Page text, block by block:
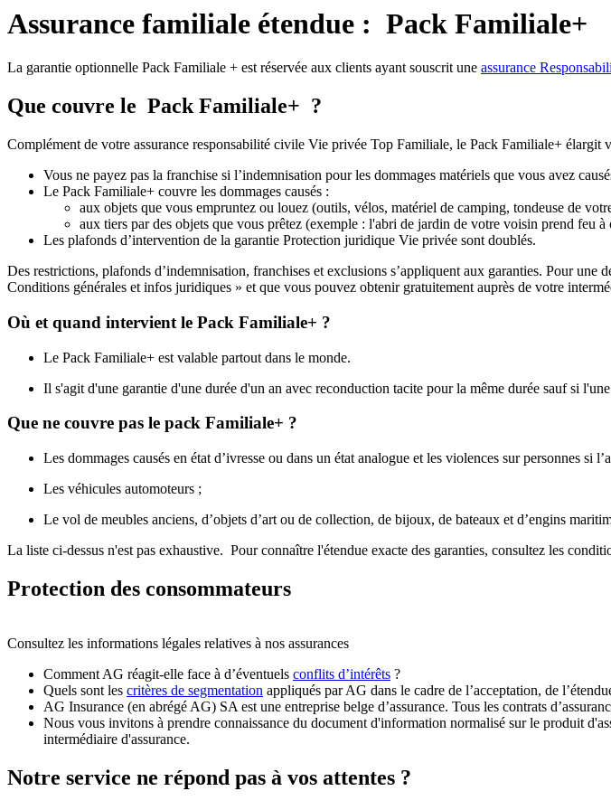
Assurance familiale étendue : Pack Familiale+
La garantie optionnelle Pack Familiale + est réservée aux clients ayant souscrit une assurance
Que couvre le Pack Familiale+ ?
Complément de votre assurance responsabilité civile Vie privée Top Familiale, le Pack Familiale+ élargit
Vous ne payez pas la franchise si l’indemnisation pour les dommages matériels que vous avez
Le Pack Familiale+ couvre les dommages causés :
aux objets que vous empruntez ou louez (outils, vélos, matériel de camping, tondeuse de
aux tiers par des objets que vous prêtez (exemple : l'abri de jardin de votre voisin prend feu
Les plafonds d’intervention de la garantie Protection juridique Vie privée sont doublés.
Des restrictions, plafonds d’indemnisation, franchises et exclusions s’appliquent aux garanties. Pour
Conditions générales et infos juridiques » et que vous pouvez obtenir gratuitement auprès de votre
Où et quand intervient le Pack Familiale+ ?
Le Pack Familiale+ est valable partout dans le monde.
Il s'agit d'une garantie d'une durée d'un an avec reconduction tacite pour la même durée sauf si
Que ne couvre pas le pack Familiale+ ?
Les dommages causés en état d’ivresse ou dans un état analogue et les violences sur personnes si
Les véhicules automoteurs ;
Le vol de meubles anciens, d’objets d’art ou de collection, de bijoux, de bateaux et d’engins
La liste ci-dessus n'est pas exhaustive. Pour connaître l'étendue exacte des garanties, consultez les
Protection des consommateurs
Consultez les informations légales relatives à nos assurances
Comment AG réagit-elle face à d’éventuels conflits d’intérêts ?
Quels sont les critères de segmentation appliqués par AG dans le cadre de l’acceptation, de
AG Insurance (en abrégé AG) SA est une entreprise belge d’assurance. Tous les contrats
Nous vous invitons à prendre connaissance du document d'information normalisé sur le produit
intermédiaire d'assurance.
Notre service ne répond pas à vos attentes ?